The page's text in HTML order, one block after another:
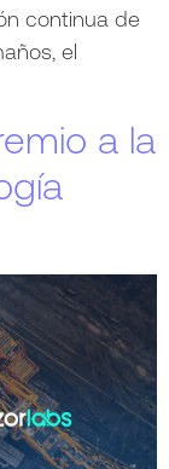
continua de
el
a la